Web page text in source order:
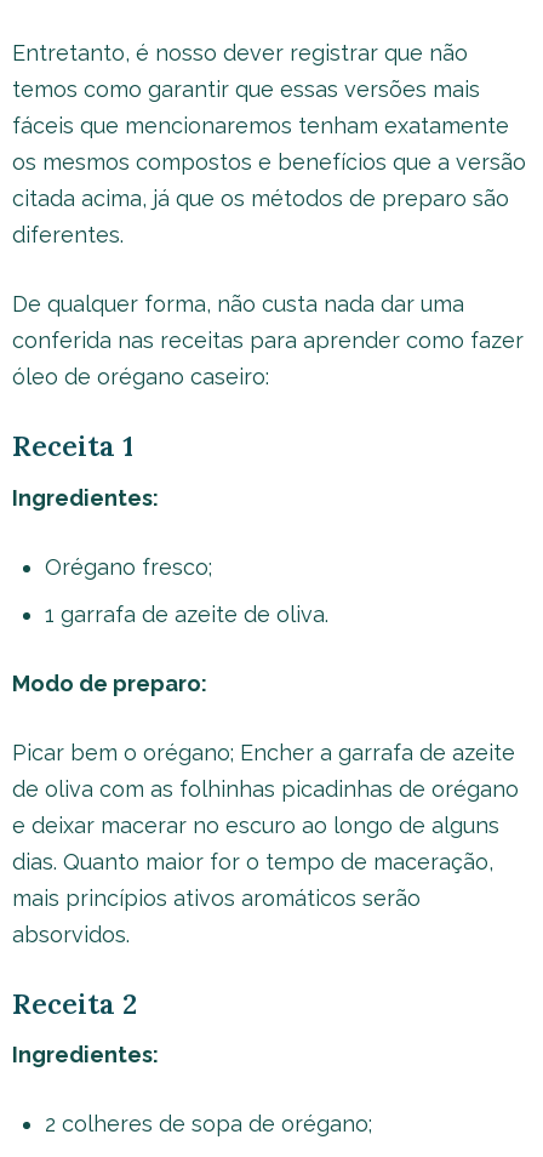
Entretanto, é nosso dever registrar que não
temos como garantir que essas versões mais
fáceis que mencionaremos tenham exatamente
os mesmos compostos e benefícios que a versão
citada acima, já que os métodos de preparo são
diferentes.
De qualquer forma, não custa nada dar uma
conferida nas receitas para aprender como fazer
óleo de orégano caseiro:
Receita 1
Ingredientes:
Orégano fresco;
1 garrafa de azeite de oliva.
Modo de preparo:
Picar bem o orégano; Encher a garrafa de azeite
de oliva com as folhinhas picadinhas de orégano
e deixar macerar no escuro ao longo de alguns
dias. Quanto maior for o tempo de maceração,
mais princípios ativos aromáticos serão
absorvidos.
Receita 2
Ingredientes:
2 colheres de sopa de orégano;